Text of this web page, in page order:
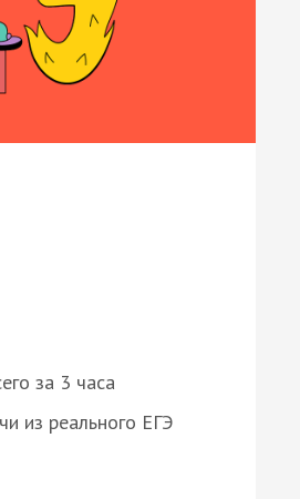
за 3 часа
из реального ЕГЭ